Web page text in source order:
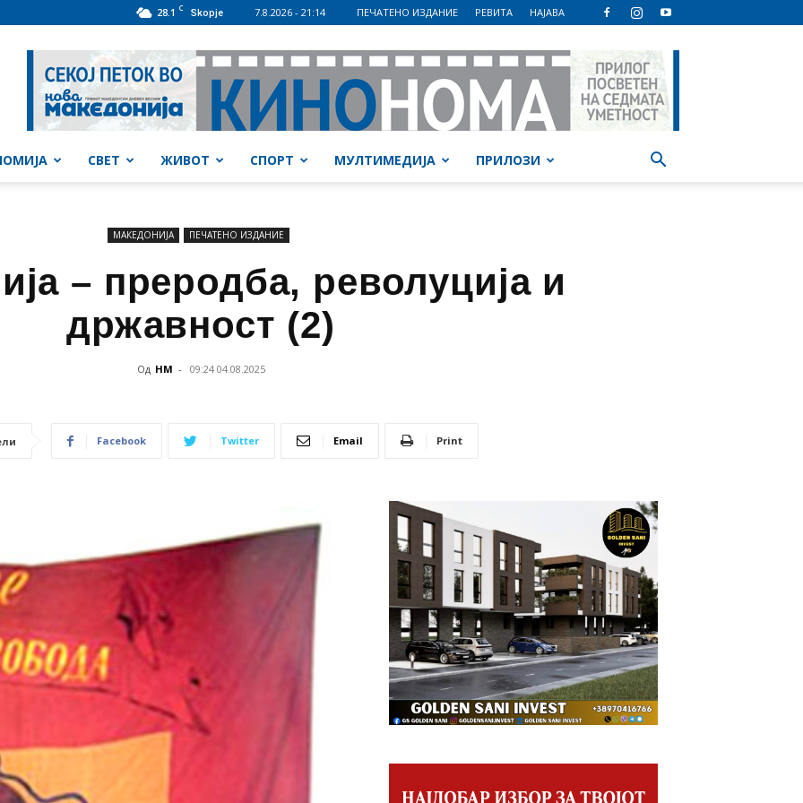
28.1 C Skopje 7.8.2026 - 21:14 ПЕЧАТЕНО ИЗДАНИЕ РЕВИТА НАЈАВА
СВЕТ ЖИВОТ СПОРТ МУЛТИМЕДИЈА ПРИЛОЗИ
МАКЕДОНИЈА ПЕЧАТЕНО ИЗДАНИЕ
– преродба, револуција и
државност (2)
Од НМ - 09:24 04.08.2025
Facebook Twitter Email Print